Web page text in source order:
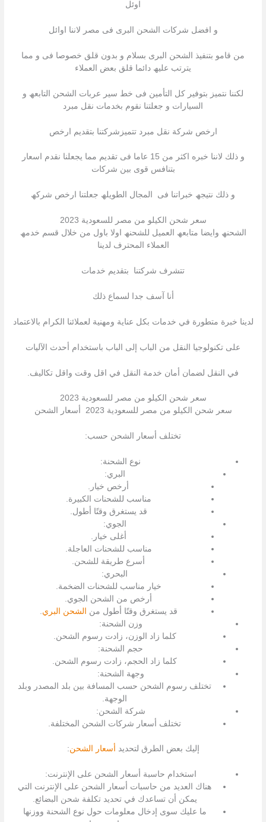
اوئل
و افضل شركات الشحن البرى فى مصر لاننا اوائل
من قامو بتنفیذ الشحن البرى بسلام و بدون قلق خصوصا فى و مما
یترتب علیھ دائما قلق بعض العملاء
لكننا نتمیز بتوفیر كل التأمین فى خط سیر عربات الشحن التابعھ و
السیارات و جعلتنا نقوم بخدمات نقل مبرد
ارخص شركة نقل مبرد تتمیزشركتنا بتقدیم ارخص
و ذلك لاننا خبره اكثر من 15 عاما فى تقدیم مما یجعلنا نقدم اسعار
بتنافس قوى بین شركات
و ذلك نتیجھ خبراتنا فى المجال الطویلھ جعلتنا ارخص شركھ
سعر شحن الكيلو من مصر للسعودية 2023
الشحنھ وایضا متابعھ العمیل للشحنھ اولا باول من خلال قسم خدمھ
العملاء المحترف لدینا
تتشرف شركتنا بتقدیم خدمات
أنا آسف جدا لسماع ذلك
لدينا خبرة متطورة في خدمات بكل عناية ومهنية لعملائنا الكرام بالاعتماد
على تكنولوجيا النقل من الباب إلى الباب باستخدام أحدث الآليات
في النقل لضمان أمان خدمة النقل في اقل وقت واقل تكاليف.
سعر شحن الكيلو من مصر للسعودية 2023
سعر شحن الكيلو من مصر للسعودية 2023 أسعار الشحن
تختلف أسعار الشحن حسب:
نوع الشحنة:
البري:
أرخص خيار.
مناسب للشحنات الكبيرة.
قد يستغرق وقتًا أطول.
الجوي:
أغلى خيار.
مناسب للشحنات العاجلة.
أسرع طريقة للشحن.
البحري:
خيار مناسب للشحنات الضخمة.
أرخص من الشحن الجوي.
قد يستغرق وقتًا أطول من
الشحن البري.
وزن الشحنة:
كلما زاد الوزن، زادت رسوم الشحن.
حجم الشحنة:
كلما زاد الحجم، زادت رسوم الشحن.
وجهة الشحنة:
تختلف رسوم الشحن حسب المسافة بين بلد المصدر وبلد
الوجهة.
شركة الشحن:
تختلف أسعار شركات الشحن المختلفة.
إليك بعض الطرق لتحديد أسعار الشحن:
استخدام حاسبة أسعار الشحن على الإنترنت:
هناك العديد من حاسبات أسعار الشحن على الإنترنت التي
يمكن أن تساعدك في تحديد تكلفة شحن البضائع.
ما عليك سوى إدخال معلومات حول نوع الشحنة ووزنها